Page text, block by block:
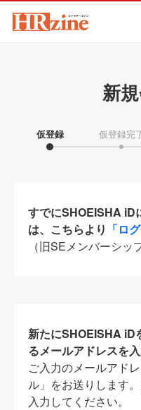
新
仮登録 仮登録完
すでにSHOEISHA iD
は、こちらより 「ロ
（旧SEメンバーシッ
新たにSHOEISHA iD
るメールアドレスを
ご入力のメールアド
ル」をお送りします
入力してください。